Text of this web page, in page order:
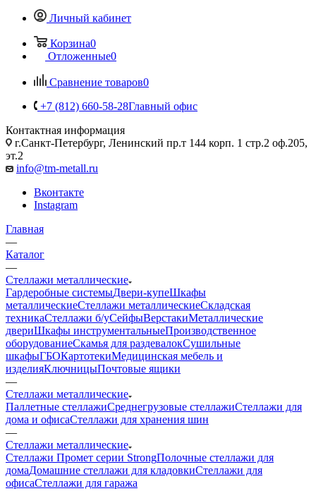
Личный кабинет
Корзина0
Отложенные0
Сравнение товаров0
+7 (812) 660-58-28Главный офис
Контактная информация
г.Санкт-Петербург, Ленинский пр.т 144 корп. 1 стр.2 оф.205,
эт.2
info@tm-metall.ru
Вконтакте
Instagram
Главная
—
Каталог
—
Стеллажи металлические
Гардеробные системыДвери-купеШкафы
металлическиеСтеллажи металлическиеСкладская
техникаСтеллажи б/уСейфыВерстакиМеталлические
двериШкафы инструментальныеПроизводственное
оборудованиеСкамья для раздевалокСушильные
шкафыГБОКартотекиМедицинская мебель и
изделияКлючницыПочтовые ящики
—
Стеллажи металлические
Паллетные стеллажиСреднегрузовые стеллажиСтеллажи для
дома и офисаСтеллажи для хранения шин
—
Стеллажи металлические
Стеллажи Промет серии StrongПолочные стеллажи для
домаДомашние стеллажи для кладовкиСтеллажи для
офисаСтеллажи для гаража